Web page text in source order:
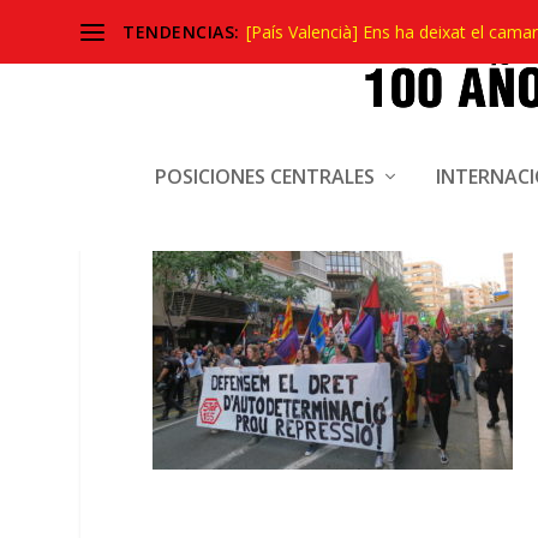
TENDENCIAS: [País Valencià] Ens ha deixat el
POSICIONES CENTRALES